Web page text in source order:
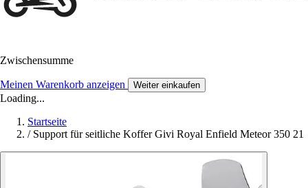
Zwischensumme
Meinen Warenkorb anzeigen Weiter einkaufen
Loading...
Startseite
/ Support für seitliche Koffer Givi Royal Enfield Meteor 350 21